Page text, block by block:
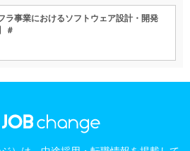
ラ事業におけるソフトウェア設計・開発
＃